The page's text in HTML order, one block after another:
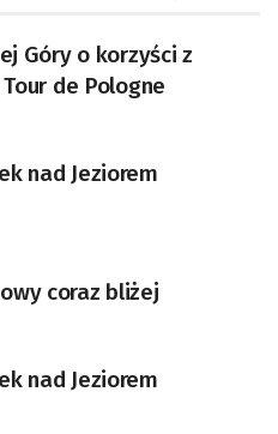
Góry o korzyści z
de Pologne
nad Jeziorem
coraz bliżej
nad Jeziorem